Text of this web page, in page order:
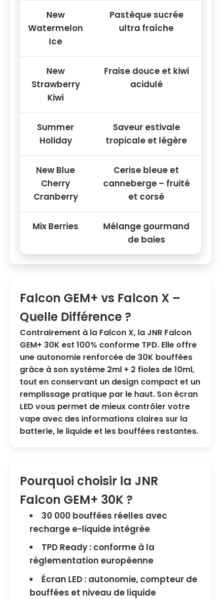
New
Watermelon
Ice
Pastèque sucrée
ultra fraîche
New
Strawberry
Kiwi
Fraise douce et kiwi
acidulé
Summer
Holiday
Saveur estivale
tropicale et légère
New Blue
Cherry
Cranberry
Cerise bleue et
canneberge – fruité
et corsé
Mix Berries
Mélange gourmand
de baies
Falcon GEM+ vs Falcon X –
Quelle Différence ?
Contrairement à la Falcon X, la JNR Falcon
GEM+ 30K est 100% conforme TPD. Elle offre
une autonomie renforcée de 30K bouffées
grâce à son système 2ml + 2 fioles de 10ml,
tout en conservant un design compact et un
remplissage pratique par le haut. Son écran
LED vous permet de mieux contrôler votre
vape avec des informations claires sur la
batterie, le liquide et les bouffées restantes.
Pourquoi choisir la JNR
Falcon GEM+ 30K ?
30 000 bouffées réelles avec
recharge e-liquide intégrée
TPD Ready : conforme à la
réglementation européenne
Écran LED : autonomie, compteur de
bouffées et niveau de liquide